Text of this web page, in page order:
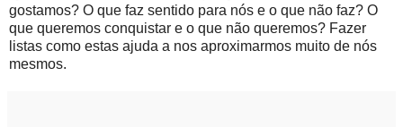
gostamos? O que faz sentido para nós e o que não faz? O
que queremos conquistar e o que não queremos? Fazer
listas como estas ajuda a nos aproximarmos muito de nós
mesmos.